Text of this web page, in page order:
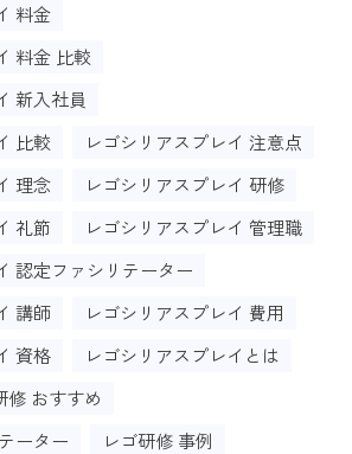
料金
料金 比較
新入社員
比較
レゴシリアスプレイ 注意点
理念
レゴシリアスプレイ 研修
礼節
レゴシリアスプレイ 管理職
認定ファシリテーター
講師
レゴシリアスプレイ 費用
資格
レゴシリアスプレイとは
修 おすすめ
ーター
レゴ研修 事例